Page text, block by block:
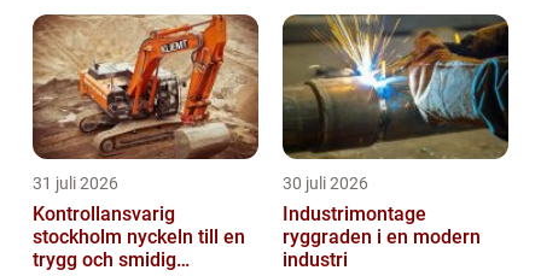
Men de vinner många hjärtan genom att
finnas d...
31 juli 2026
Kontrollansvarig
stockholm nyckeln till en
trygg och smidig
30 juli 2026
Industrimontage
ryggraden i en modern
industri